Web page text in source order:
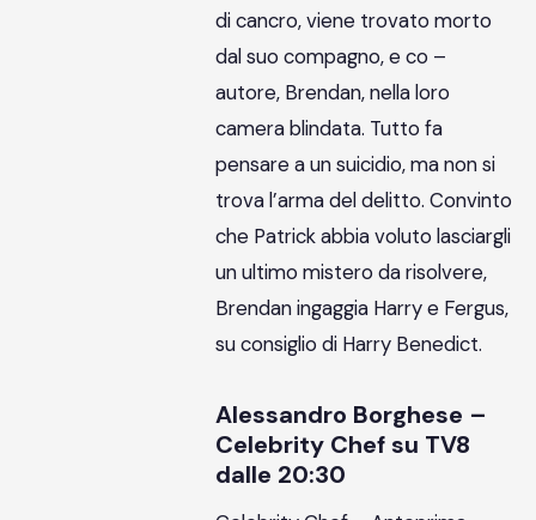
di cancro, viene trovato morto
dal suo compagno, e co –
autore, Brendan, nella loro
camera blindata. Tutto fa
pensare a un suicidio, ma non si
trova l’arma del delitto. Convinto
che Patrick abbia voluto lasciargli
un ultimo mistero da risolvere,
Brendan ingaggia Harry e Fergus,
su consiglio di Harry Benedict.
Alessandro Borghese –
Celebrity Chef su TV8
dalle 20:30